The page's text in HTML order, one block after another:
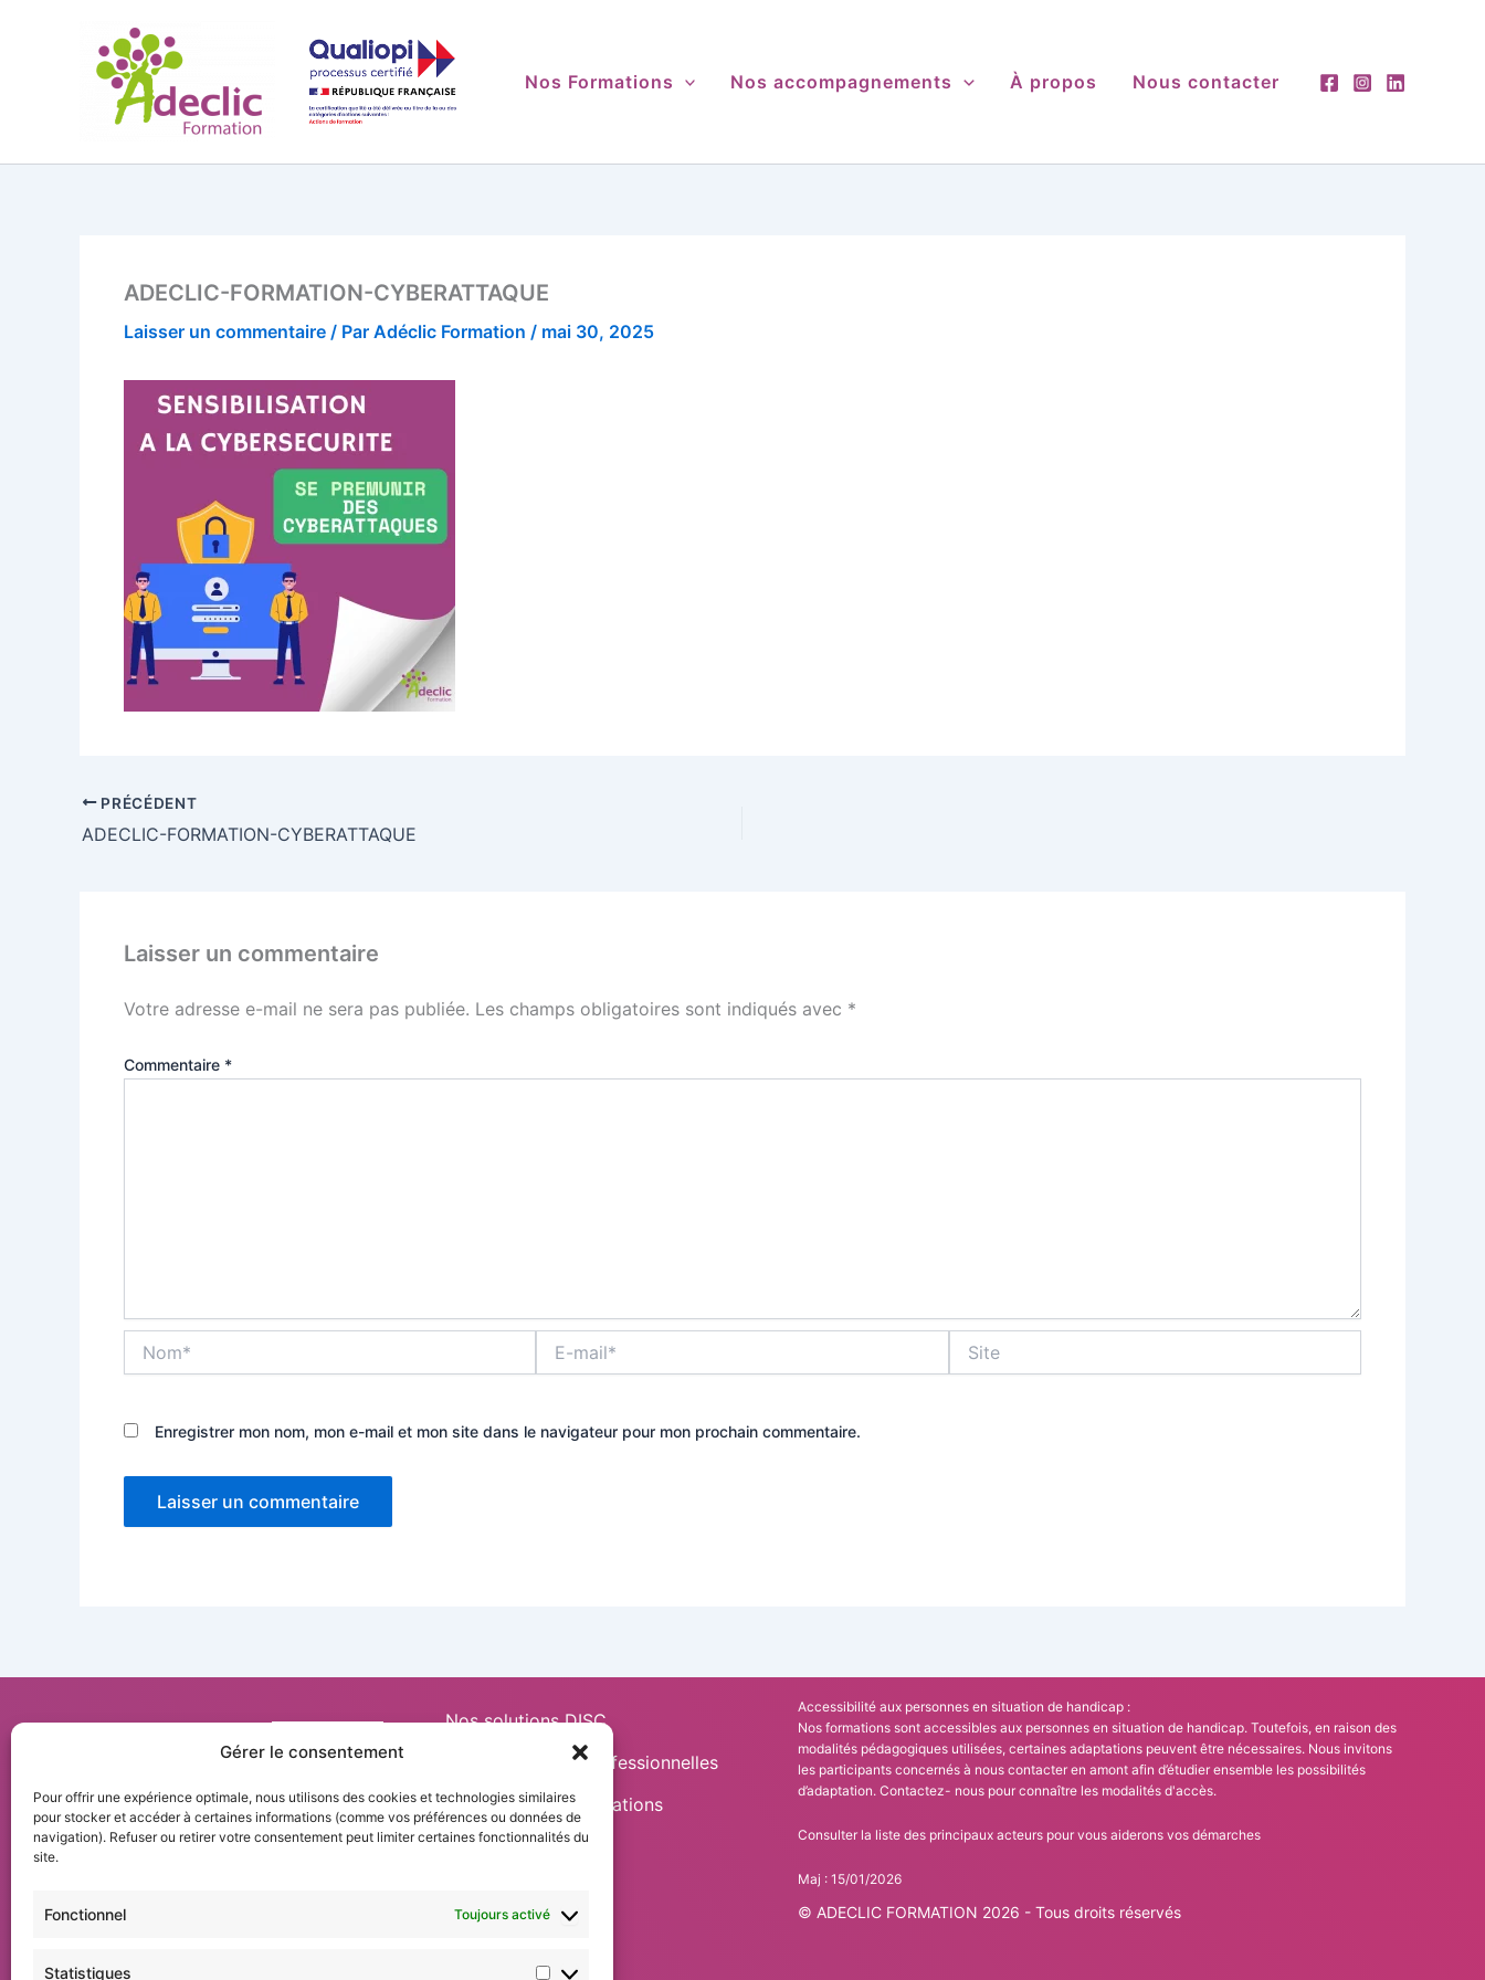
Gérer le consentement
Pour offrir une expérience optimale, nous utilisons des cookies et technologies similaires
pour stocker et accéder à certaines informations (comme vos préférences ou données de
navigation). Refuser ou retirer votre consentement peut limiter certaines fonctionnalités du
site.
Fonctionnel Toujours activé
Statistiques
Statistiques
Marketing
Nos Formations Nos accompagnements À propos Nous contacter
ADECLIC-FORMATION-CYBERATTAQUE
Laisser un commentaire / Par Adéclic Formation / mai 30, 2025
PRÉCÉDENT
ADECLIC-FORMATION-CYBERATTAQUE
Laisser un commentaire
Votre adresse e-mail ne sera pas publiée. Les champs obligatoires sont indiqués avec *
Commentaire *
mail*
Enregistrer mon nom, mon e-mail et mon site dans le navigateur pour mon prochain commentaire.
contact@adeclic-formation.fr
Nos solutions DISC
Nos Formations Professionnelles
Calendrier des formations
Accompagnements
Accessibilité aux personnes en situation de handicap :
Nos formations sont accessibles aux personnes en situation de handicap. Toutefois, en raison des
modalités pédagogiques utilisées, certaines adaptations peuvent être nécessaires. Nous invitons
les participants concernés à nous contacter en amont afin d’étudier ensemble les possibilités
d’adaptation. Contactez- nous pour connaître les modalités d'accès.
Consulter la liste des principaux acteurs pour vous aiderons vos démarches
Maj : 15/01/2026
© ADECLIC FORMATION 2026 - Tous droits réservés